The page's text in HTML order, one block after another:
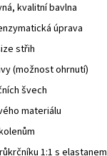
kvalitní bavlna
úprava
střih
(možnost ohrnutí)
švech
materiálu
1:1 s elastanem